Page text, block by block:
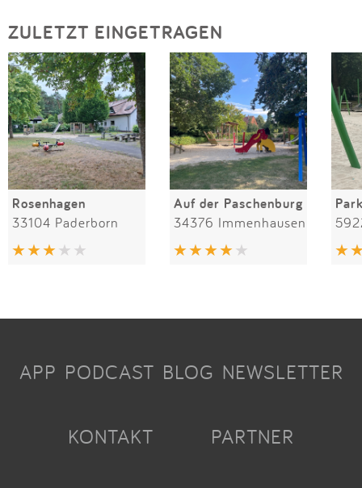
ZULETZT EINGETRAGEN
Rosenhagen
33104 Paderborn
Auf der Paschenburg
34376 Immenhausen
APP PODCAST BLOG NEWSLETTER
KONTAKT PARTNER